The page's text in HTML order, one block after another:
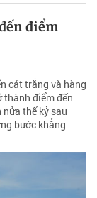
điểm
cát trắng và hàng
thành điểm đến
thế kỷ sau
bước khẳng